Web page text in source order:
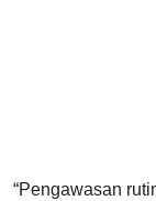
“Pengawasan